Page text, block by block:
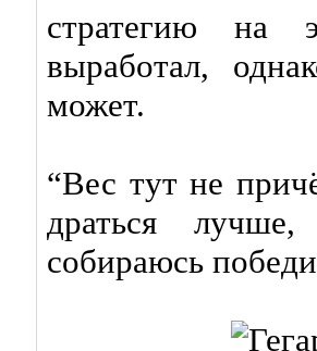
стратегию на
выработал,
может.
“Вес тут не
драться
собираюсь